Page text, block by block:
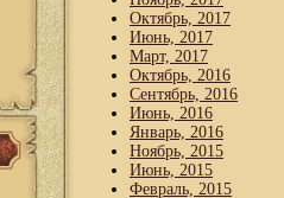
Октябрь, 2017
Июнь, 2017
Март, 2017
Октябрь, 2016
Сентябрь, 2016
Июнь, 2016
Январь, 2016
Ноябрь, 2015
Июнь, 2015
Февраль, 2015